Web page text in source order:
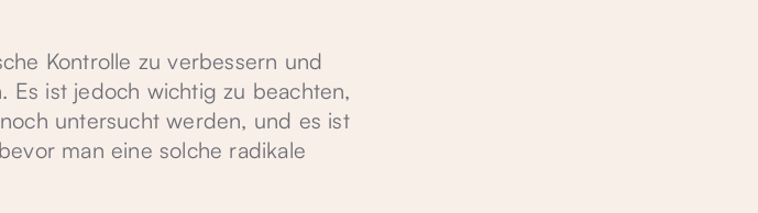
Kontrolle zu verbessern und
Es ist jedoch wichtig zu beachten,
untersucht werden, und es ist
man eine solche radikale